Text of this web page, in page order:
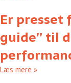
Er presset
guide” til
Læs mere »